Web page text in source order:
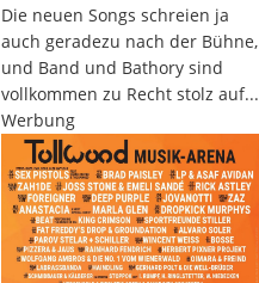
Die neuen Songs schreien ja
auch geradezu nach der Bühne,
und Band und Bathory sind
vollkommen zu Recht stolz auf...
Werbung